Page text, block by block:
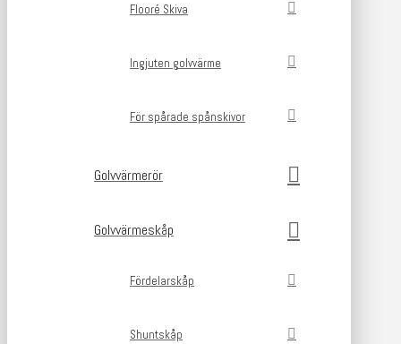
Flooré Skiva
Ingjuten golvvärme
För spårade spånskivor
Golvvärmerör
Golvvärmeskåp
Fördelarskåp
Shuntskåp